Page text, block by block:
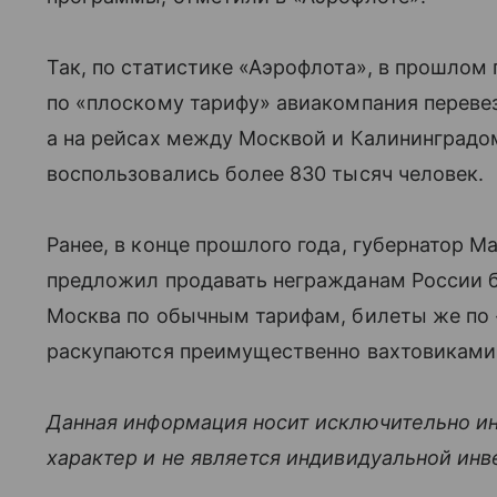
Так, по статистике «Аэрофлота», в прошлом
по «плоскому тарифу» авиакомпания
а на рейсах между Москвой и
воспользовались более 830 тысяч человек.
Ранее, в конце прошлого года, губернатор
предложил продавать негражданам
Москва по обычным тарифам, билеты же по
раскупаются преимущественно
Данная информация носит исключительно
характер и не является индивидуальной